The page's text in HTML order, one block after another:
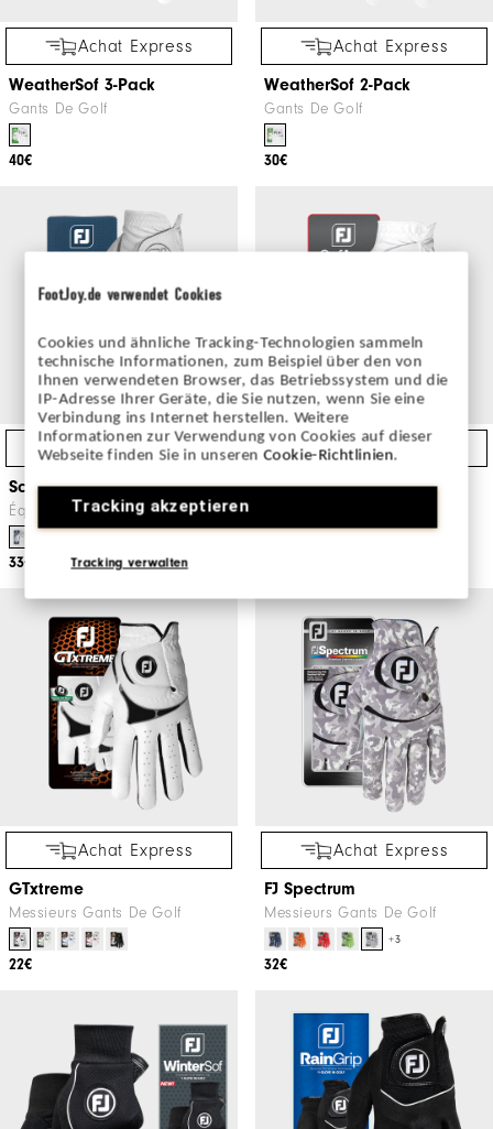
FootJoy.de verwendet Cookies
Cookies und ähnliche Tracking-Technologien sammeln
technische Informationen, zum Beispiel über den von
Ihnen verwendeten Browser, das Betriebssystem und die
IP-Adresse Ihrer Geräte, die Sie nutzen, wenn Sie eine
Verbindung ins Internet herstellen. Weitere
Informationen zur Verwendung von Cookies auf dieser
Webseite finden Sie in unserenCookie-Richtlinien.
Tracking akzeptieren
Tracking verwalten
Achat Express
WeatherSof 3-Pack
Gants De Golf
40€
Achat Express
WeatherSof 2-Pack
Gants De Golf
30€
Achat Express
SciFlex
Équipement De Golf
33€
Achat Express
SofJoy
Achat Express
GTxtreme
Messieurs Gants De Golf
22€
Achat Express
FJ Spectrum
Messieurs Gants De Golf
+3
32€